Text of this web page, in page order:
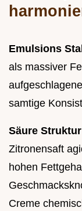
Emulsions
als massiver
samtige
Säure
Zitronensaft
hohen
Creme